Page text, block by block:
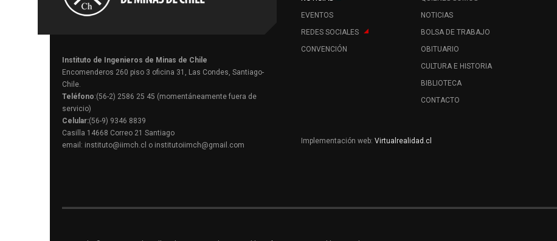
Instituto de Ingenieros de Minas de Chile
Encomenderos 260 piso 3 oficina 31, Las Condes, Santiago-
Chile.
Teléfono:(56-2) 2586 25 45 (momentáneamente fuera de
servicio)
Celular:(56-9) 9346 8839
Casilla 14668 Correo 21 Santiago
email: instituto@iimch.cl o institutoiimch@gmail.com
EVENTOS
REDES SOCIALES
CONVENCIÓN
NOTICIAS
BOLSA DE TRABAJO
OBITUARIO
CULTURA E HISTORIA
BIBLIOTECA
CONTACTO
Implementación web:Virtualrealidad.cl